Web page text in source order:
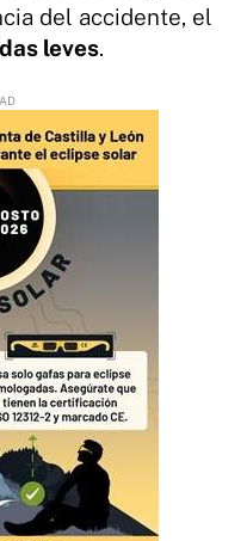
del accidente, el
leves.